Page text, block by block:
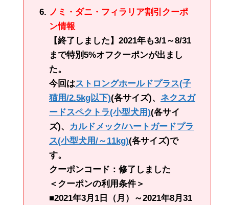
ノミ・ダニ・フィラリア割引クーポ
ン情報
【終了しました】2021年も3/1～8/31
まで特別5%オフクーポンが出まし
た。
今回はストロングホールドプラス(子
猫用/2.5kg以下)(各サイズ)、 ネクスガ
ードスペクトラ(小型犬用)(各サイ
ズ)、
カルドメック/ハートガードプラ
ス(小型犬用/～11kg)(各サイズ)で
す。
クーポンコード：修了しました
＜クーポンの利用条件＞
■2021年3月1日（月）～2021年8月31